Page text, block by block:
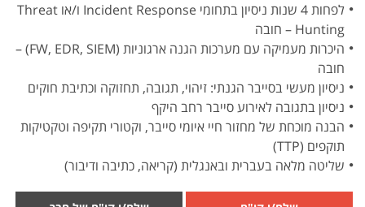
לפחות 4 שנות ניסיון בתחומי Incident Response ו/או Threat
Hunting – חובה
היכרות מעמיקה עם מערכות הגנה ארגוניות (FW, EDR, SIEM) –
חובה
ניסיון מעשי בסייבר הגנתי: זיהוי, תגובה, תחזוקה וכתיבת חוקים
ניסיון בתגובה לאירוע סייבר רחב היקף
הבנה מוכחת של מחזור חיי איומי סייבר, וקטורי תקיפה וטקטיקות
תוקפים (TTP)
שליטה מלאה בעברית ובאנגלית (קריאה, כתיבה ודיבור)